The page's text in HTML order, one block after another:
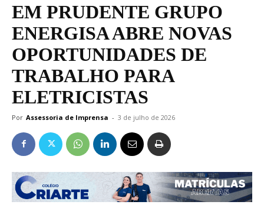
EM PRUDENTE GRUPO
ENERGISA ABRE NOVAS
OPORTUNIDADES DE
TRABALHO PARA
ELETRICISTAS
Por Assessoria de Imprensa - 3 de julho de 2026